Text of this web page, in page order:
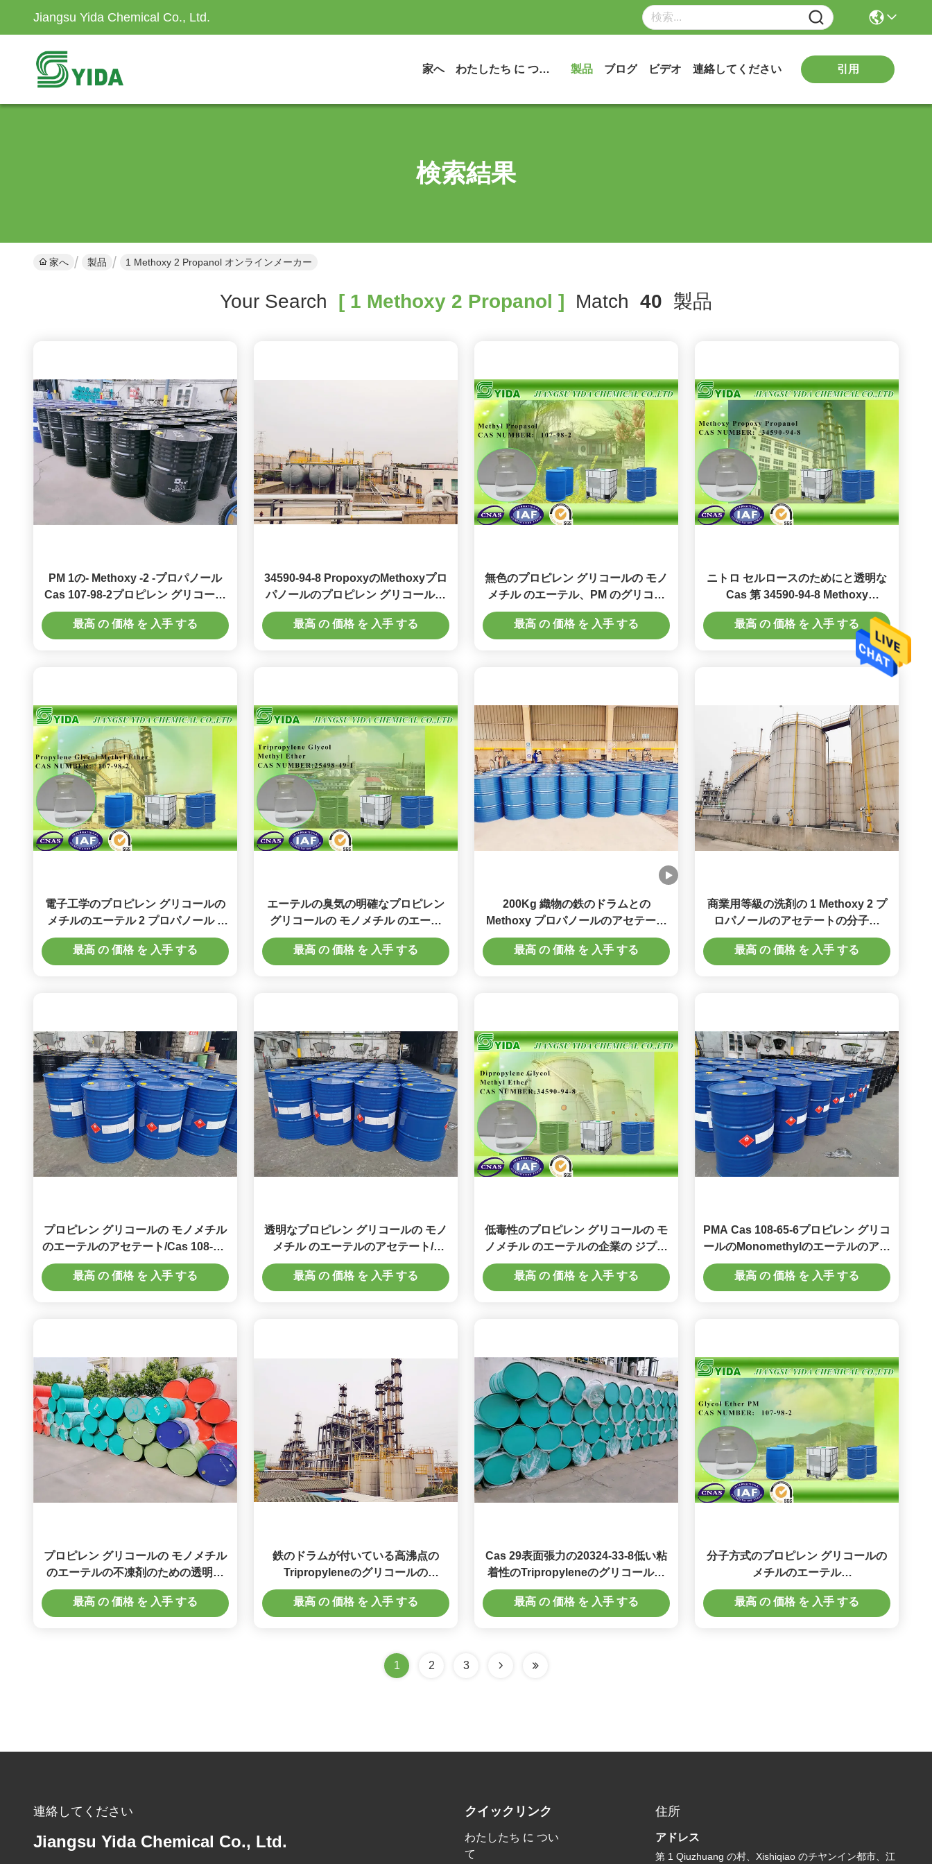
Jiangsu Yida Chemical Co., Ltd.
家へ わたしたち に つい て 製品 ブログ ビデオ 連絡してください 引用
検索結果
家へ 製品 1 Methoxy 2 Propanol オンラインメーカー
Your Search [ 1 Methoxy 2 Propanol ] Match 40 製品
PM 1の- Methoxy -2 -プロパノール
Cas 107-98-2プロピレン グリコール
のMonomethylのエーテル無し
最高 の 価格 を 入手 する
34590-94-8 PropoxyのMethoxyプロ
パノールのプロピレン グリコールの
Monomethylのエーテル、分散剤およ
び希釈剤
最高 の 価格 を 入手 する
無色のプロピレン グリコールの モノ
メチル のエーテル、PM のグリコー
ルのエーテルの 1 Methoxy 2 プロパ
ノール
最高 の 価格 を 入手 する
ニトロ セルロースのためにと透明な
Cas 第 34590-94-8 Methoxy
Propoxy プロパノール
最高 の 価格 を 入手 する
電子工学のプロピレン グリコールの
メチルのエーテル 2 プロパノール 1
Methoxy Cas 第 107-98-2
最高 の 価格 を 入手 する
エーテルの臭気の明確なプロピレン
グリコールの モノメチル のエーテ
ル/1 Methoxy 2 プロパノール
最高 の 価格 を 入手 する
200Kg 織物の鉄のドラムとの
Methoxy プロパノールのアセテート
Cas 第 108-65-6
最高 の 価格 を 入手 する
商業用等級の洗剤の 1 Methoxy 2 プ
ロパノールのアセテートの分子量
132.16
最高 の 価格 を 入手 する
プロピレン グリコールの モノメチル
のエーテルのアセテート/Cas 108-65-
6 の 1 Methoxy 2 プロピル アセテー
ト
最高 の 価格 を 入手 する
透明なプロピレン グリコールの モノ
メチル のエーテルのアセテート/2
Methoxy1 Methylethyl アセテート
最高 の 価格 を 入手 する
低毒性のプロピレン グリコールの モ
ノメチル のエーテルの企業の ジプロ
ピレン のグリコールのメチルのエー
テル
最高 の 価格 を 入手 する
PMA Cas 108-65-6プロピレン グリコ
ールのMonomethylのエーテルのアセ
テート無し、1つの- Methoxy -2 -
Propylアセテート
最高 の 価格 を 入手 する
プロピレン グリコールの モノメチル
のエーテルの不凍剤のための透明な
グリコールのエーテル DPM
最高 の 価格 を 入手 する
鉄のドラムが付いている高沸点の
Tripropyleneのグリコールの
Monomethylのエーテル
最高 の 価格 を 入手 する
Cas 29表面張力の20324-33-8低い粘
着性のTripropyleneのグリコールの
メチルのエーテル無し
最高 の 価格 を 入手 する
分子方式のプロピレン グリコールの
メチルのエーテル
CH3CHOHCH2OCH3 の分子方式
最高 の 価格 を 入手 する
1 2 3
連絡してください
Jiangsu Yida Chemical Co., Ltd.
クイックリンク
わたしたち に つい
て
住所
アドレス
第 1 Qiuzhuang の村、Xishiqiao のチヤンイン都市、江